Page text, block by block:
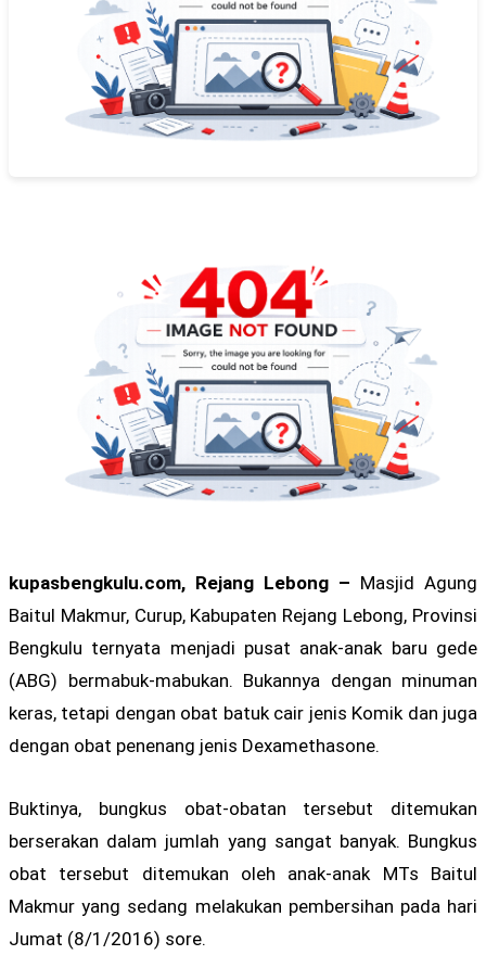
kupasbengkulu.com, Rejang Lebong – Masjid Agung
Baitul Makmur, Curup, Kabupaten Rejang Lebong, Provinsi
Bengkulu ternyata menjadi pusat anak-anak baru gede
(ABG) bermabuk-mabukan. Bukannya dengan minuman
keras, tetapi dengan obat batuk cair jenis Komik dan juga
dengan obat penenang jenis Dexamethasone.
Buktinya, bungkus obat-obatan tersebut ditemukan
berserakan dalam jumlah yang sangat banyak. Bungkus
obat tersebut ditemukan oleh anak-anak MTs Baitul
Makmur yang sedang melakukan pembersihan pada hari
Jumat (8/1/2016) sore.